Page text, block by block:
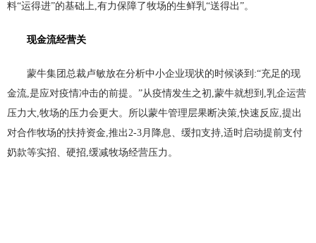
料“运得进”的基础上,有力保障了牧场的生鲜乳“送得出”。
现金流经营关
蒙牛集团总裁卢敏放在分析中小企业现状的时候谈到:“充足的现
金流,是应对疫情冲击的前提。”从疫情发生之初,蒙牛就想到,乳企运营
压力大,牧场的压力会更大。所以蒙牛管理层果断决策,快速反应,提出
对合作牧场的扶持资金,推出2-3月降息、缓扣支持,适时启动提前支付
奶款等实招、硬招,缓减牧场经营压力。